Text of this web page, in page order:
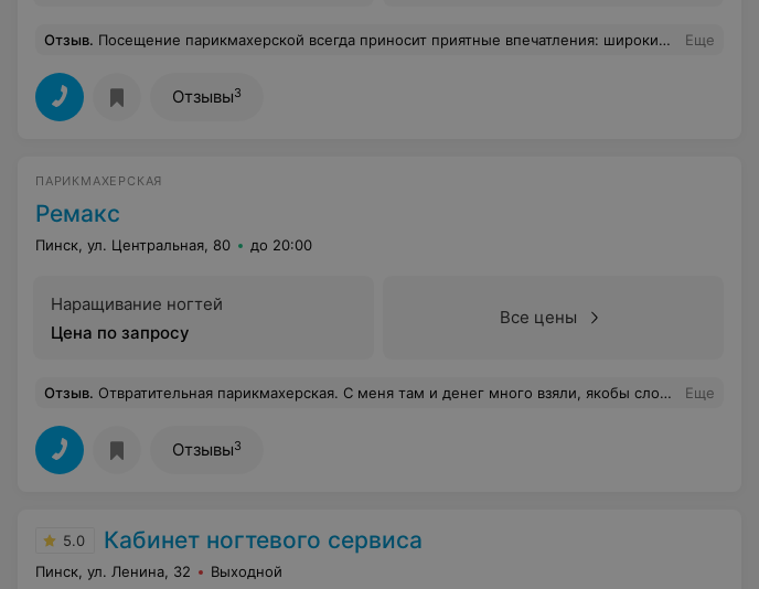
Отзыв. Посещение парикмахерской всегда приносит приятные впечатления: широкий спектр услуг, приветливый персонал, за чашкой кофе всегда проконсультирует по любому вопросу. Очень рекомендую посещение парикмахерской для создания вашего индивидуального образа и безупречной внешности. Лично я всегда довольна результатом будь то стрижка, покраска либо маникюр! Теперь я Ваша постоянная клиентка! Спасибо мастерам! Еще
Отзывы3
ПАРИКМАХЕРСКАЯ
Ремакс
Пинск, ул. Центральная, 80 до 20:00
Наращивание ногтей
Цена по запросу
Все цены
Отзыв. Отвратительная парикмахерская. С меня там и денег много взяли, якобы сложная покраска, а результат был, что без слез не взглянешь и без содрагания не вспомнишь! Пришлось перекрашивать и волосы были испорчены безнадежно! И хоть бы извинились! Ни ногой туда! Лучше на кухне подружка покрасит! Еще
Отзывы3
5.0 Кабинет ногтевого сервиса
Пинск, ул. Ленина, 32 Выходной